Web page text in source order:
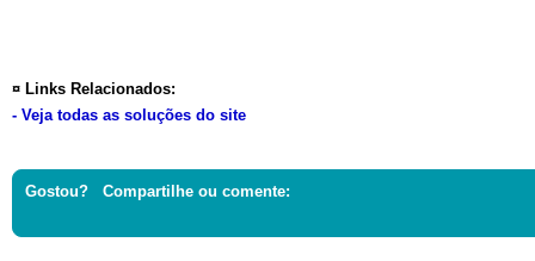
¤ Links Relacionados:
- Veja todas as soluções do site
Gostou? Compartilhe ou comente: